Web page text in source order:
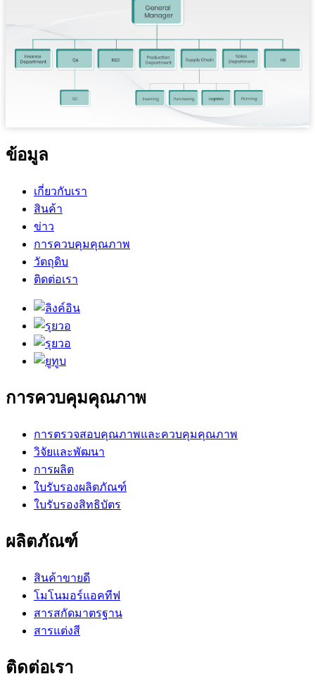
ข้อมูล
เกี่ยวกับเรา
สินค้า
ข่าว
การควบคุมคุณภาพ
วัตถุดิบ
ติดต่อเรา
การควบคุมคุณภาพ
การตรวจสอบคุณภาพและควบคุมคุณภาพ
วิจัยและพัฒนา
การผลิต
ใบรับรองผลิตภัณฑ์
ใบรับรองสิทธิบัตร
ผลิตภัณฑ์
สินค้าขายดี
โมโนมอร์แอคทีฟ
สารสกัดมาตรฐาน
สารแต่งสี
ติดต่อเรา